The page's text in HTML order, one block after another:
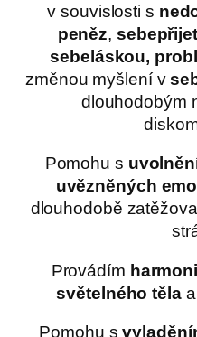
v souvislosti s
peněz,
sebeláskou,
změnou myšlení v
dlouhodobým
Pomohu s
uvězněných
dlouhodobě
Provádím
světelného tělaa
Pomohu s